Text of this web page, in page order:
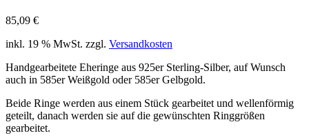
85,09 €
inkl. 19 % MwSt. zzgl. Versandkosten
Handgearbeitete Eheringe aus 925er Sterling-Silber, auf Wunsch
auch in 585er Weißgold oder 585er Gelbgold.
Beide Ringe werden aus einem Stück gearbeitet und wellenförmig
geteilt, danach werden sie auf die gewünschten Ringgrößen
gearbeitet.